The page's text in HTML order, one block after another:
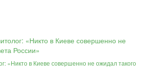
«Никто в Киеве совершенно не ожидал такого